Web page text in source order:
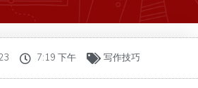
7:19 下午 写作技巧